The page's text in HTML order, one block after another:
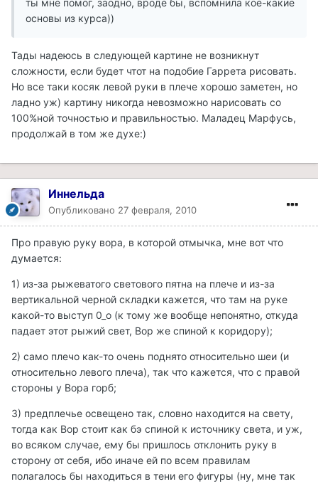
ты мне помог, заодно, вроде бы, вспомнила кое-какие
основы из курса))
Тады надеюсь в следующей картине не возникнут
сложности, если будет чтот на подобие Гаррета рисовать.
Но все таки косяк левой руки в плече хорошо заметен, но
ладно уж) картину никогда невозможно нарисовать со
100%ной точностью и правильностью. Маладец Марфусь,
продолжай в том же духе:)
Иннельда
Опубликовано 27 февраля, 2010
Про правую руку вора, в которой отмычка, мне вот что
думается:
1) из-за рыжеватого светового пятна на плече и из-за
вертикальной черной складки кажется, что там на руке
какой-то выступ 0_о (к тому же вообще непонятно, откуда
падает этот рыжий свет, Вор же спиной к коридору);
2) само плечо как-то очень поднято относительно шеи (и
относительно левого плеча), так что кажется, что с правой
стороны у Вора горб;
3) предплечье освещено так, словно находится на свету,
тогда как Вор стоит как бэ спиной к источнику света, и уж,
во всяком случае, ему бы пришлось отклонить руку в
сторону от себя, ибо иначе ей по всем правилам
полагалось бы находиться в тени его фигуры (ну, мне так